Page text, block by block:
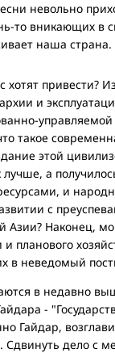
невольно
то вникающих в
наша страна.
привести?
и
такое
этой
а
и
с
Азии? Наконец,
планового
в неведомый
в недавно
-
Гайдар,
дело с